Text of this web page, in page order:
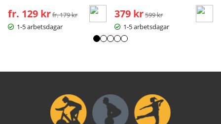
fr. 129 kr Ordinarie pris:
fr. 179 kr
1-5 arbetsdagar
379 kr Ordinarie pris:
599 kr
1-5 arbetsdagar